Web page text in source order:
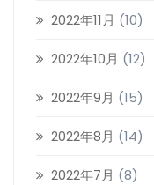
2022年11月 (10)
2022年10月 (12)
2022年9月 (15)
2022年8月 (14)
2022年7月 (8)